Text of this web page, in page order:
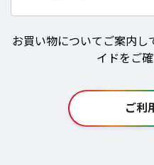
お買い物についてご案内し
イドをご確
ご利